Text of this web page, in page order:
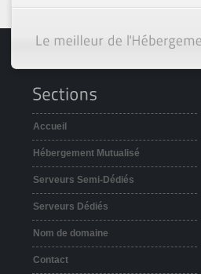
Accueil
Hébergement Mutualisé
Serveurs Semi-Dédiés
Serveurs Dédiés
Nom de domaine
Contact